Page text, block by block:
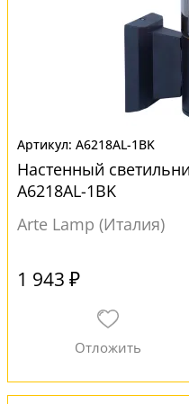
A6218AL-1BK
Настенный
A6218AL-1BK
Arte Lamp (Италия)
1 943 ₽